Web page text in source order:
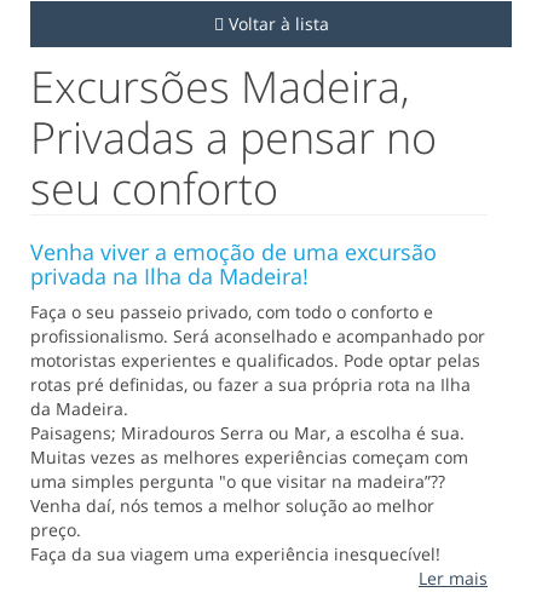
Voltar à lista
Excursões Madeira,
Privadas a pensar no
seu conforto
Venha viver a emoção de uma excursão
privada na Ilha da Madeira!
Faça o seu passeio privado, com todo o conforto e
profissionalismo. Será aconselhado e acompanhado por
motoristas experientes e qualificados. Pode optar pelas
rotas pré definidas, ou fazer a sua própria rota na Ilha
da Madeira.
Paisagens; Miradouros Serra ou Mar, a escolha é sua.
Muitas vezes as melhores experiências começam com
uma simples pergunta "o que visitar na madeira”??
Venha daí, nós temos a melhor solução ao melhor
preço.
Faça da sua viagem uma experiência inesquecível!
Ler mais